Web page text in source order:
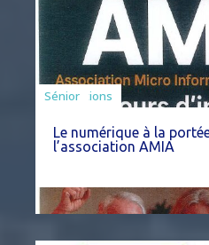
Associations
Sénior
Le numérique à la
l’association AMIA